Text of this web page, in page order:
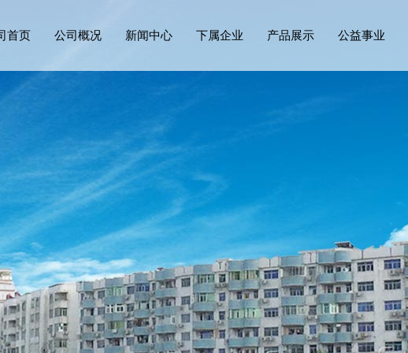
首页 公司概况 新闻中心 下属企业 产品展示 公益事业